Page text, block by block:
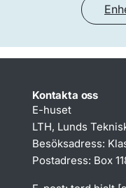
Kontakta oss
E-huset
LTH, Lunds
Besöksadress:
Postadress: Box